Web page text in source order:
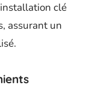
clé
assurant un